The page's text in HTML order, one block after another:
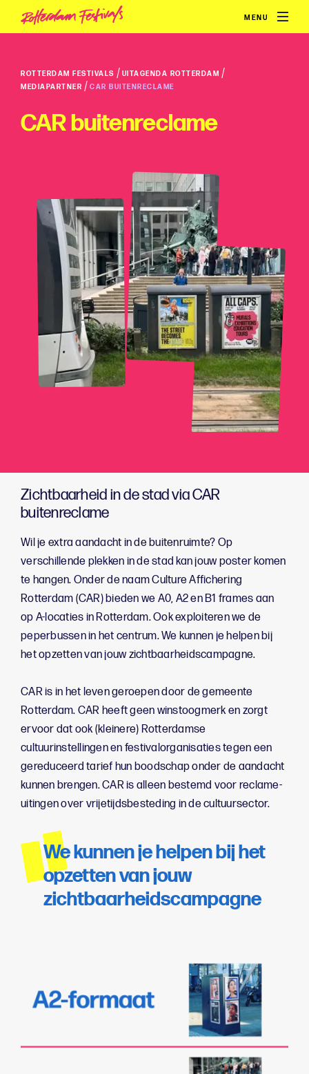
MENU
ROTTERDAM FESTIVALS / UITAGENDA ROTTERDAM /
MEDIAPARTNER / CAR BUITENRECLAME
CAR buitenreclame
Zichtbaarheid in de stad via CAR
buitenreclame
Wil je extra aandacht in de buitenruimte? Op
verschillende plekken in de stad kan jouw poster komen
te hangen. Onder de naam Culture Affichering
Rotterdam (CAR) bieden we A0, A2 en B1 frames aan
op A-locaties in Rotterdam. Ook exploiteren we de
peperbussen in het centrum. We kunnen je helpen bij
het opzetten van jouw zichtbaarheidscampagne.
CAR is in het leven geroepen door de gemeente
Rotterdam. CAR heeft geen winstoogmerk en zorgt
ervoor dat ook (kleinere) Rotterdamse
cultuurinstellingen en festivalorganisaties tegen een
gereduceerd tarief hun boodschap onder de aandacht
kunnen brengen. CAR is alleen bestemd voor reclame-
uitingen over vrijetijdsbesteding in de cultuursector.
We kunnen je helpen bij het
opzetten van jouw
zichtbaarheidscampagne